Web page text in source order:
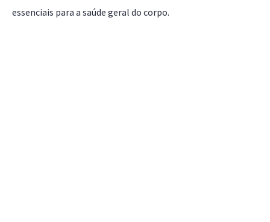
essenciais para a saúde geral do corpo.